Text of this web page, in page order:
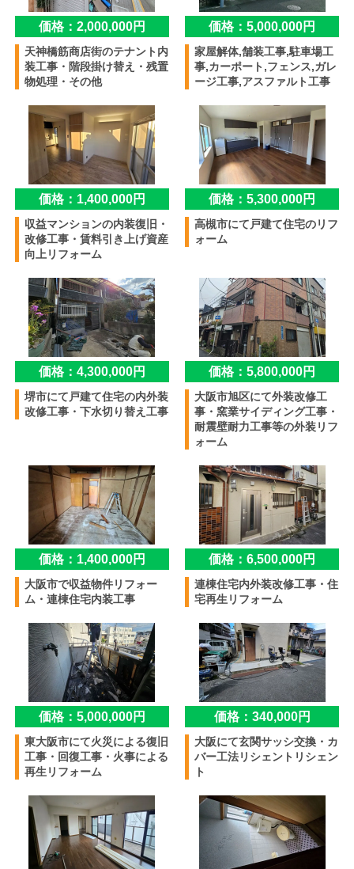
価格：2,000,000円
天神橋筋商店街のテナント内
装工事・階段掛け替え・残置
物処理・その他
価格：5,000,000円
家屋解体,舗装工事,駐車場工
事,カーポート,フェンス,ガレ
ージ工事,アスファルト工事
価格：1,400,000円
収益マンションの内装復旧・
改修工事・賃料引き上げ資産
向上リフォーム
価格：5,300,000円
高槻市にて戸建て住宅のリフ
ォーム
価格：4,300,000円
堺市にて戸建て住宅の内外装
改修工事・下水切り替え工事
価格：5,800,000円
大阪市旭区にて外装改修工
事・窯業サイディング工事・
耐震壁耐力工事等の外装リフ
ォーム
価格：1,400,000円
大阪市で収益物件リフォー
ム・連棟住宅内装工事
価格：6,500,000円
連棟住宅内外装改修工事・住
宅再生リフォーム
価格：5,000,000円
東大阪市にて火災による復旧
工事・回復工事・火事による
再生リフォーム
価格：340,000円
大阪にて玄関サッシ交換・カ
バー工法リシェントリシェン
ト